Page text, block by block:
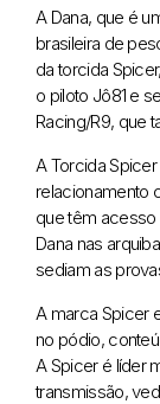
A Dana, que é
brasileira de
da torcida
o piloto Jô81 e
Racing/R9, que
A Torcida
relacionamento
que têm
Dana nas
sediam as
A marca Spicer
no pódio,
A Spicer é líder
transmissão,